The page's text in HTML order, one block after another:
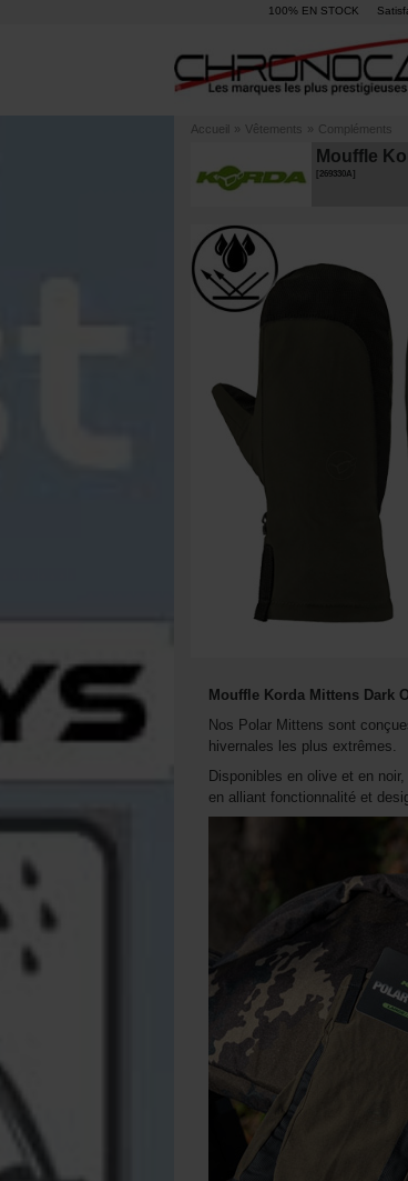
100% EN STOCK
Accueil » Vêtements » Compléments
Mouffle
269330A]
Mouffle Korda Mittens Dark
Nos Polar Mittens sont
hivernales les plus extrêmes.
Disponibles en olive et en
en alliant fonctionnalité et